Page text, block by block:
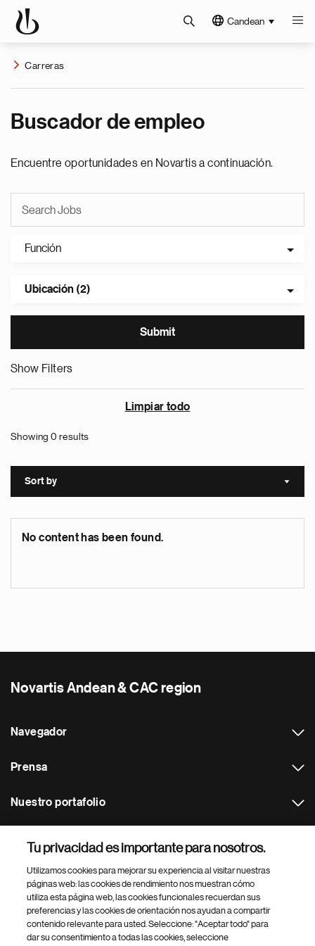
Candean
Carreras
Buscador de empleo
Encuentre oportunidades en Novartis a continuación.
Función
Ubicación (2)
Show Filters
Limpiar todo
Showing 0 results
Sort by Sort
No content has been found.
Novartis Andean & CAC region
Navegador
Prensa
Nuestro portafolio
Footer Site Search
Tu privacidad es importante para nosotros.
Utilizamos cookies para mejorar su experiencia al visitar nuestras
páginas web: las cookies de rendimiento nos muestran cómo
utiliza esta página web, las cookies funcionales recuerdan sus
preferencias y las cookies de orientación nos ayudan a compartir
contenido relevante para usted. Seleccione: "Aceptar todo" para
dar su consentimiento a todas las cookies, seleccione